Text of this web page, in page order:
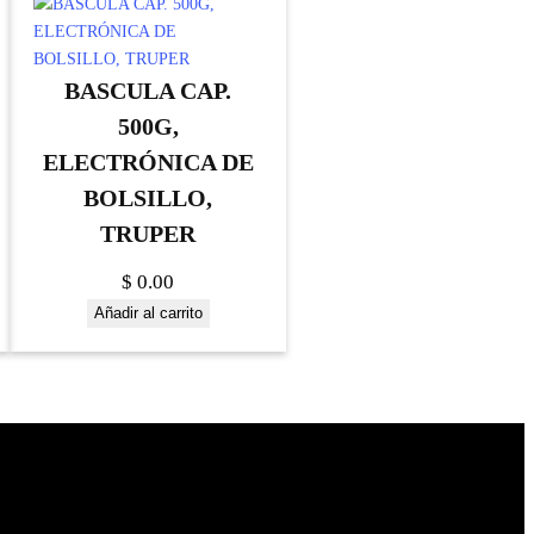
BASCULA CAP.
500G,
ELECTRÓNICA DE
BOLSILLO,
TRUPER
$ 0.00
Añadir al carrito